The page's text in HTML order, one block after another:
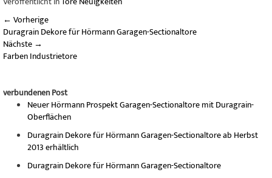
← Vorherige
Duragrain Dekore für Hörmann Garagen-Sectionaltore
Nächste →
Farben Industrietore
verbundenen Post
Neuer Hörmann Prospekt Garagen-Sectionaltore mit Duragrain-
Oberflächen
Duragrain Dekore für Hörmann Garagen-Sectionaltore ab Herbst
2013 erhältlich
Duragrain Dekore für Hörmann Garagen-Sectionaltore